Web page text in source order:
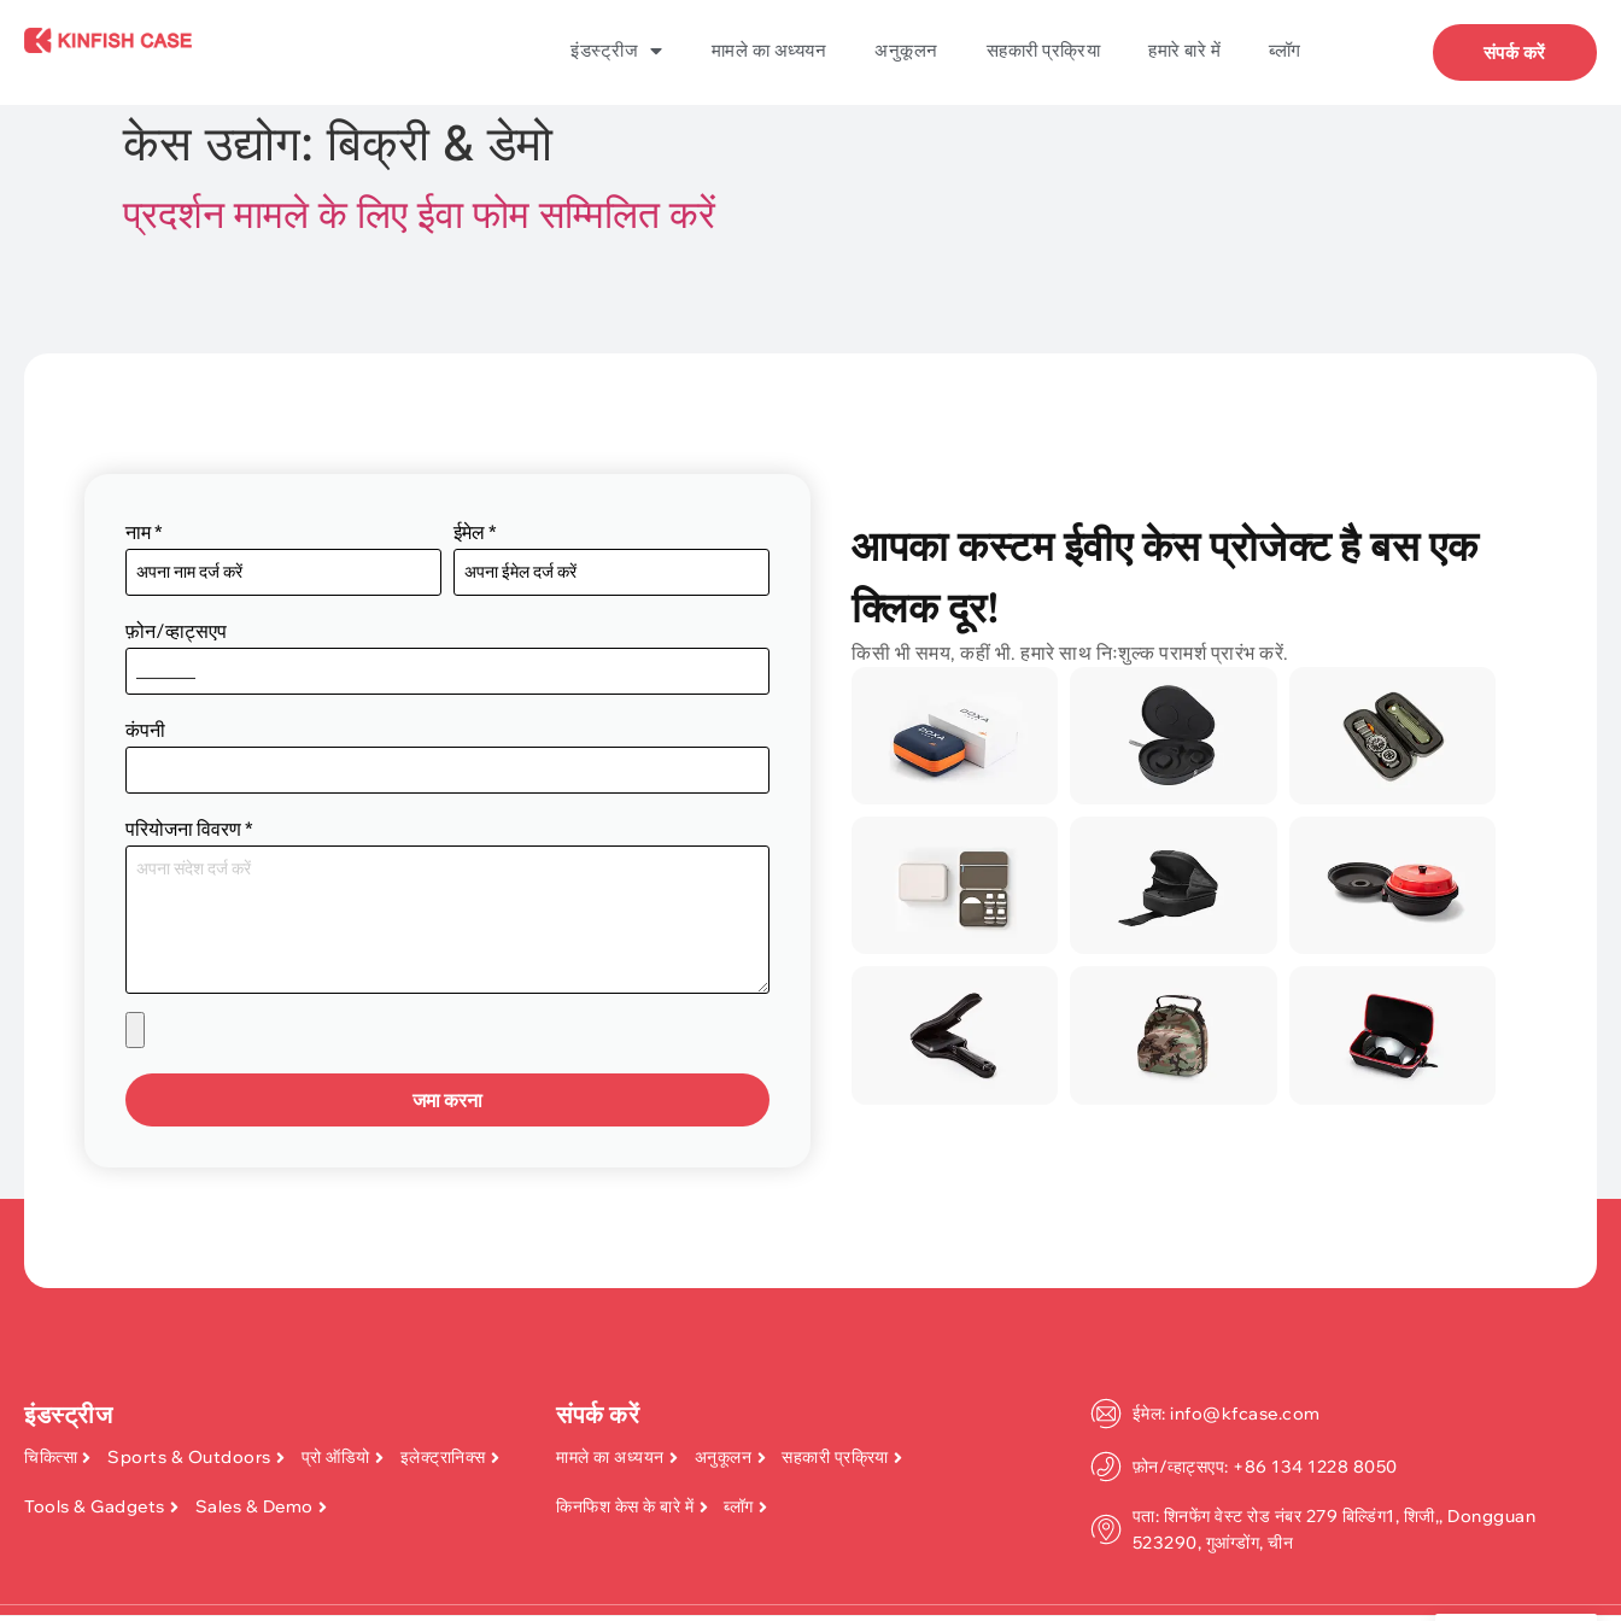
इंडस्ट्रीज मामले का अध्ययन अनुकूलन सहकारी प्रक्रिया हमारे बारे में ब्लॉग संपर्क करें
केस उद्योग:बिक्री & डेमो
प्रदर्शन मामले के लिए ईवा फोम सम्मिलित करें
नाम* ईमेल*
फ़ोन/व्हाट्सएप
कंपनी
परियोजना विवरण*
जमा करना
आपका कस्टम ईवीए केस प्रोजेक्ट है बस एक
क्लिक दूर!
किसी भी समय, कहीं भी. हमारे साथ निःशुल्क परामर्श प्रारंभ करें.
इंडस्ट्रीज
चिकित्सा Sports & Outdoors प्रो ऑडियो इलेक्ट्रानिक्स
Tools & Gadgets Sales & Demo
संपर्क करें
मामले का अध्ययन अनुकूलन सहकारी प्रक्रिया
किनफिश केस के बारे में ब्लॉग
ईमेल: info@kfcase.com
फ़ोन/व्हाट्सएप: +86 134 1228 8050
पता: शिनफेंग वेस्ट रोड नंबर 279 बिल्डिंग1, शिजी,, Dongguan
523290, गुआंग्डोंग, चीन